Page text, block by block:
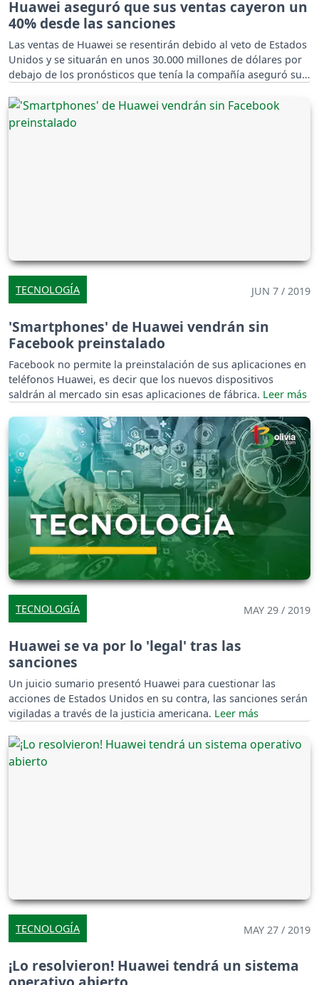
Huawei aseguró que sus ventas cayeron un
40% desde las sanciones
Las ventas de Huawei se resentirán debido al veto de Estados
Unidos y se situarán en unos 30.000 millones de dólares por
debajo de los pronósticos que tenía la compañía aseguró su
TECNOLOGÍA JUN 7 / 2019
'Smartphones' de Huawei vendrán sin
Facebook preinstalado
Facebook no permite la preinstalación de sus aplicaciones en
teléfonos Huawei, es decir que los nuevos dispositivos
saldrán al mercado sin esas aplicaciones de fábrica.
TECNOLOGÍA MAY 29 / 2019
Huawei se va por lo 'legal' tras las
sanciones
Un juicio sumario presentó Huawei para cuestionar las
acciones de Estados Unidos en su contra, las sanciones serán
vigiladas a través de la justicia americana.
TECNOLOGÍA MAY 27 / 2019
¡Lo resolvieron! Huawei tendrá un sistema